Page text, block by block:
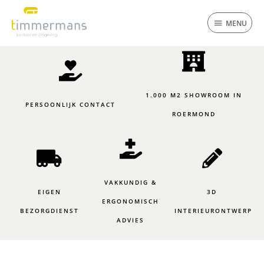
inhoud
MENU
PERSOONLIJK CONTACT
1.000 M2 SHOWROOM IN
ROERMOND
EIGEN
BEZORGDIENST
VAKKUNDIG &
ERGONOMISCH
ADVIES
3D
INTERIEURONTWERP